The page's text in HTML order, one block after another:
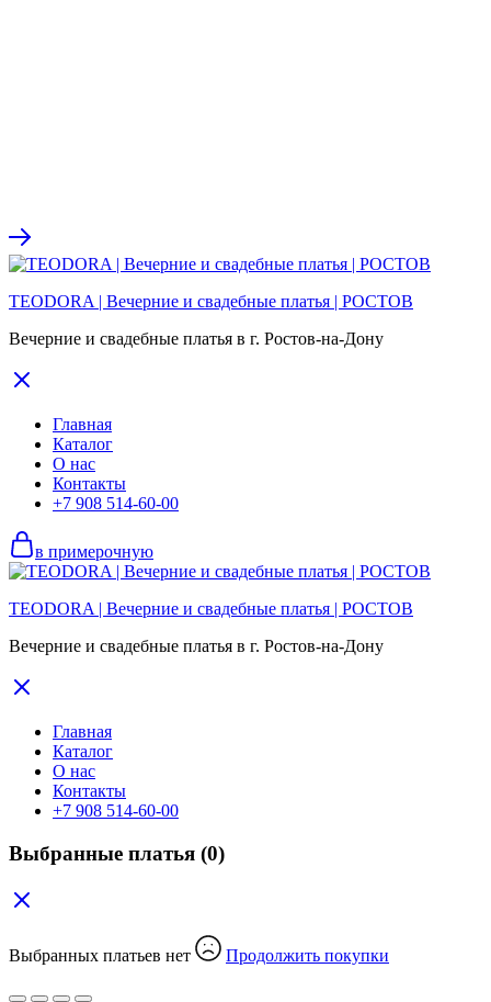
TEODORA | Вечерние и свадебные платья | РОСТОВ
Вечерние и свадебные платья в г. Ростов-на-Дону
Главная
Каталог
О нас
Контакты
+7 908 514-60-00
в примерочную
TEODORA | Вечерние и свадебные платья | РОСТОВ
Вечерние и свадебные платья в г. Ростов-на-Дону
Главная
Каталог
О нас
Контакты
+7 908 514-60-00
Выбранные платья (0)
Выбранных платьев нет Продолжить покупки